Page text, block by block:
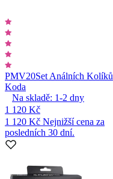
PMV20Set Análních Kolíků
Koda
Na skladě: 1-2 dny
1 120 Kč
1 120 Kč Nejnižší cena za
posledních 30 dní.